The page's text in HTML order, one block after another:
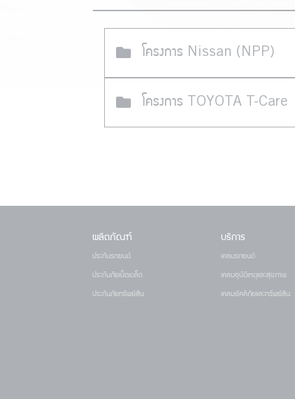
โครงการ Nissan (NPP)
โครงการ TOYOTA T-Care
ผลิตภัณฑ์
ประกันรถยนต์
ประกันภัยเบ็ดเตล็ด
ประกันภัยทรัพย์สิน
บริการ
เคลมรถยนต์
เคลมอุบัติเหตุและสุขภาพ
เคลมอัคคีภัยและทรัพย์สิน